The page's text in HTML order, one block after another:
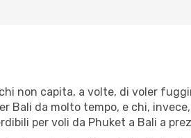
non capita, a volte, di voler
Bali da molto tempo, e chi,
per voli da Phuket a Bali a